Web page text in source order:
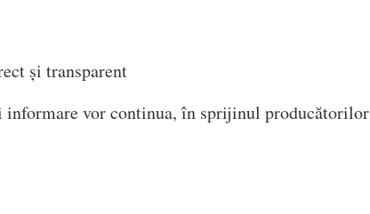
și transparent
informare vor continua, în sprijinul producătorilor